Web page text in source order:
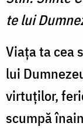
te lui
Viaţa ta cea
lui
virtuţilor,
scumpă